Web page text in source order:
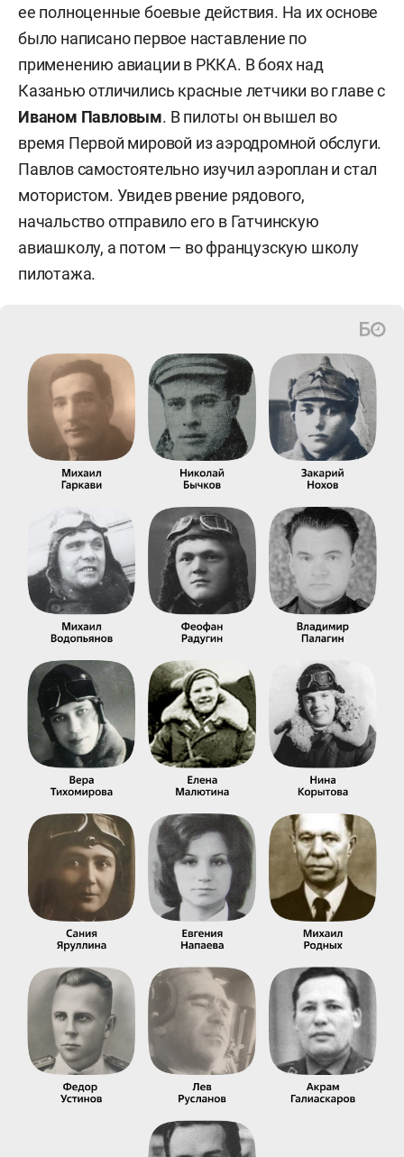
ее полноценные боевые действия. На их основе
было написано первое наставление по
применению авиации в РККА. В боях над
Казанью отличились красные летчики во главе с
Иваном Павловым. В пилоты он вышел во
время Первой мировой из аэродромной обслуги.
Павлов самостоятельно изучил аэроплан и стал
мотористом. Увидев рвение рядового,
начальство отправило его в Гатчинскую
авиашколу, а потом — во французскую школу
пилотажа.